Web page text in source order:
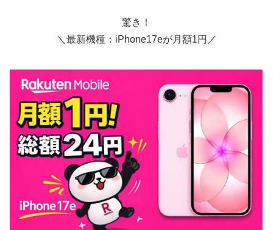
驚き！
＼最新機種：iPhone17eが月額1円／